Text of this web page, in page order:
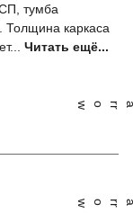
тумба
Толщина каркаса
Читать ещё...